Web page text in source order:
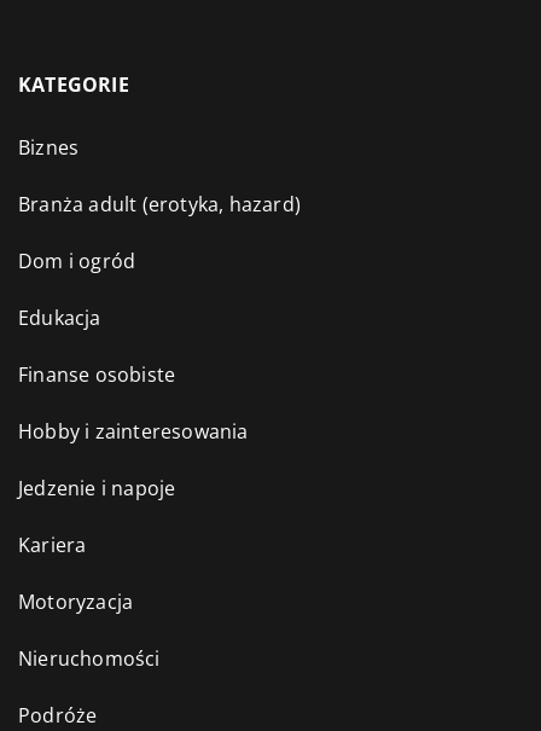
KATEGORIE
Biznes
Branża adult (erotyka, hazard)
Dom i ogród
Edukacja
Finanse osobiste
Hobby i zainteresowania
Jedzenie i napoje
Kariera
Motoryzacja
Nieruchomości
Podróże